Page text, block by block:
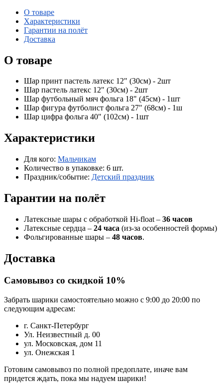
О товаре
Характеристики
Гарантии на полёт
Доставка
О товаре
Шар принт пастель латекс 12" (30см) - 2шт
Шар пастель латекс 12" (30см) - 2шт
Шар футбольный мяч фольга 18" (45см) - 1шт
Шар фигура футболист фольга 27" (68см) - 1ш
Шар цифра фольга 40" (102см) - 1шт
Характеристики
Для кого: Мальчикам
Количество в упаковке: 6 шт.
Праздник/событие: Детский праздник
Гарантии на полёт
Латексные шары с обработкой Hi-float – 36 часов
Латексные сердца – 24 часа (из-за особенностей формы)
Фольгированные шары – 48 часов.
Доставка
Самовывоз со скидкой 10%
Забрать шарики самостоятельно можно с 9:00 до 20:00 по
следующим адресам:
г. Санкт-Петербург
Ул. Неизвестный д. 00
ул. Московская, дом 11
ул. Онежская 1
Готовим самовывоз по полной предоплате, иначе вам
придется ждать, пока мы надуем шарики!